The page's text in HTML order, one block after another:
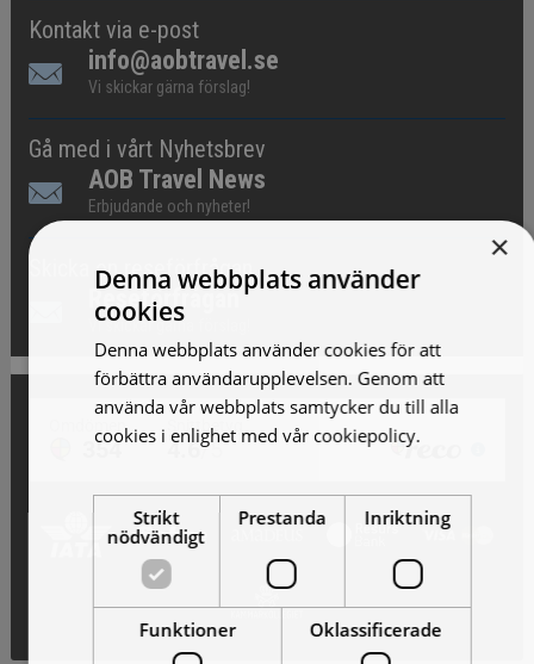
Kontakt via e-post
info@aobtravel.se
Vi skickar gärna förslag!
Gå med i vårt Nyhetsbrev
AOB Travel News
Erbjudande och nyheter!
Skicka en reseförfrågan
Reseförfrågan
Vi skickar gärna förslag!
×
Denna webbplats använder
cookies
Denna webbplats använder cookies för att
förbättra användarupplevelsen. Genom att
använda vår webbplats samtycker du till alla
cookies i enlighet med vår cookiepolicy.
Strikt
nödvändigt
Prestanda Inriktning
Funktioner Oklassificerade